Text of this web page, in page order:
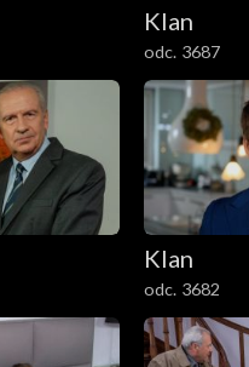
Klan
odc. 3687
Klan
odc. 3682